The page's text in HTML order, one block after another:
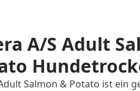
A/S Adult
Salmon & Potato ist ein